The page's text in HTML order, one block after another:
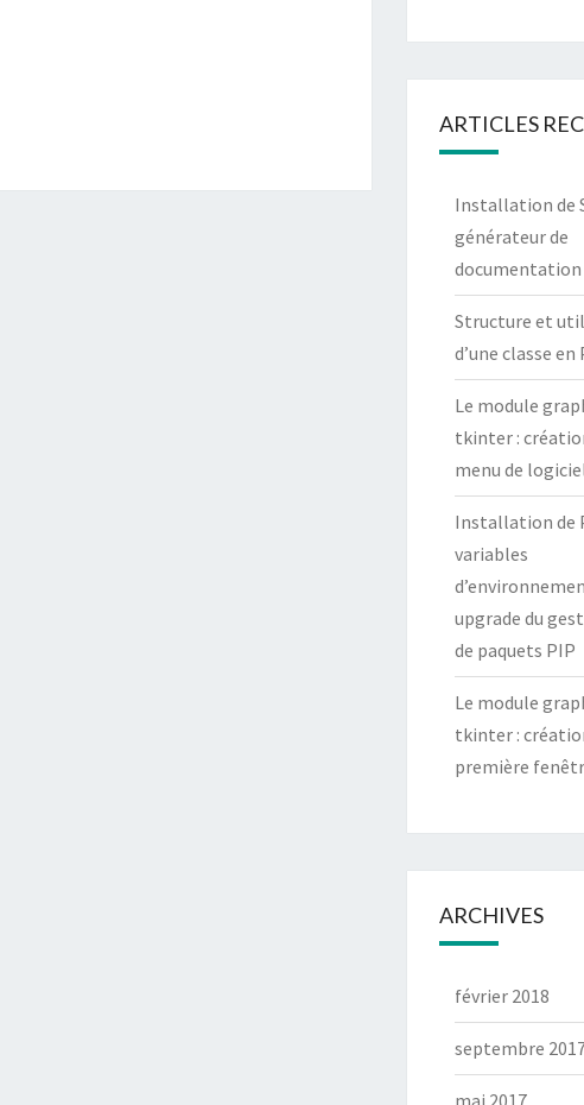
ARTICLES
Installation de
générateur de
Structure et
d’une classe
Le module
tkinter :
menu de
Installation de
variables
upgrade du
de paquets PIP
Le module
tkinter :
première
ARCHIVES
février 2018
septembre
mai 2017